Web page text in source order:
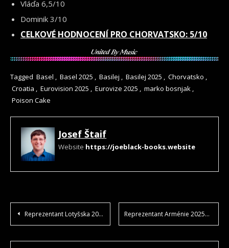
Vláďa 6,5/10
Dominik 3/10
CELKOVÉ HODNOCENÍ PRO CHORVATSKO: 5/10
Tagged Basel , Basel 2025 , Basilej , Basilej 2025 , Chorvatsko ,
Croatia , Eurovision 2025 , Eurovize 2025 , marko bosnjak ,
Poison Cake
Josef Štaif
Website https://joeblack-books.website
NAVIGACE
PRO
Reprezentant Lotyšska 2025 Reprezentant Arménie 2025